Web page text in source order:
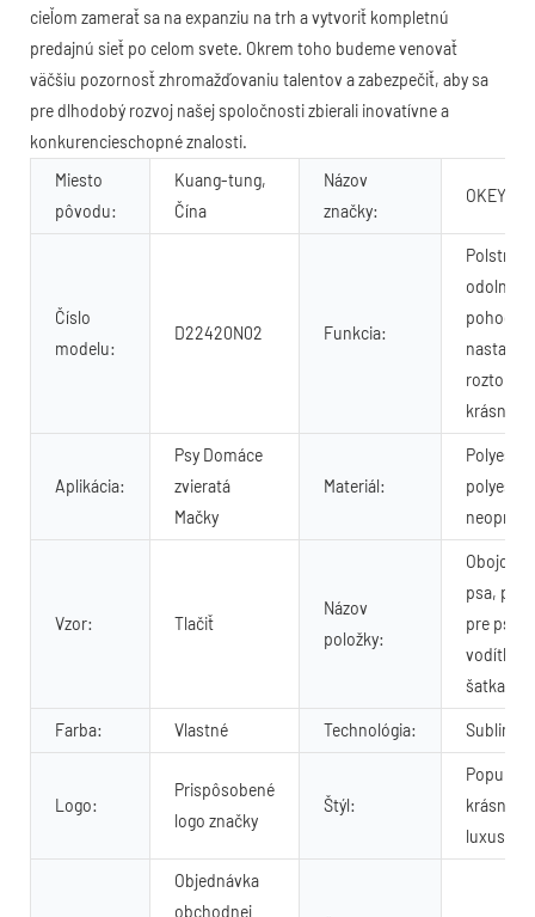
cieľom zamerať sa na expanziu na trh a vytvoriť kompletnú
predajnú sieť po celom svete. Okrem toho budeme venovať
väčšiu pozornosť zhromažďovaniu talentov a zabezpečiť, aby sa
pre dlhodobý rozvoj našej spoločnosti zbierali inovatívne a
konkurencieschopné znalosti.
Miesto
pôvodu:
Kuang-tung,
Čína
Názov
značky:
Číslo
modelu:
D22420N02 Funkcia:
odolné,
krásne
Aplikácia:
Psy Domáce
zvieratá
Mačky
Materiál:
neoprén
Vzor: Tlačiť
Názov
položky:
Obojok
psa,
pre psa,
vodítko,
šatka
Farba: Vlastné Technológia:
Logo:
Prispôsobené
logo značky
Štýl:
krásne,
luxusné
Objednávka
obchodnej